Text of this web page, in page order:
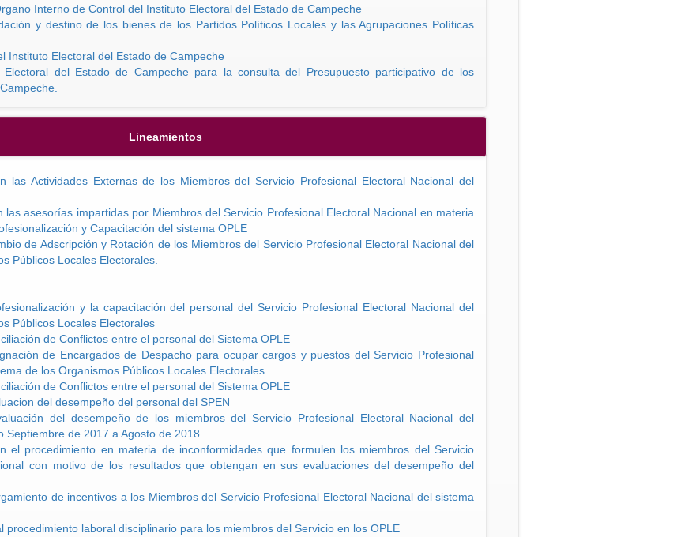
Interno de Control del Instituto Electoral del Estado de Campeche
y destino de los bienes de los Partidos Políticos Locales y las Agrupaciones Políticas
Instituto Electoral del Estado de Campeche
Electoral del Estado de Campeche para la consulta del Presupuesto participativo de los
Lineamientos
las Actividades Externas de los Miembros del Servicio Profesional Electoral Nacional del
las asesorías impartidas por Miembros del Servicio Profesional Electoral Nacional en materia
y Capacitación del sistema OPLE
de Adscripción y Rotación de los Miembros del Servicio Profesional Electoral Nacional del
Públicos Locales Electorales.
y la capacitación del personal del Servicio Profesional Electoral Nacional del
Públicos Locales Electorales
de Conflictos entre el personal del Sistema OPLE
de Encargados de Despacho para ocupar cargos y puestos del Servicio Profesional
de los Organismos Públicos Locales Electorales
de Conflictos entre el personal del Sistema OPLE
del desempeño del personal del SPEN
del desempeño de los miembros del Servicio Profesional Electoral Nacional del
Septiembre de 2017 a Agosto de 2018
el procedimiento en materia de inconformidades que formulen los miembros del Servicio
con motivo de los resultados que obtengan en sus evaluaciones del desempeño del
de incentivos a los Miembros del Servicio Profesional Electoral Nacional del sistema
procedimiento laboral disciplinario para los miembros del Servicio en los OPLE